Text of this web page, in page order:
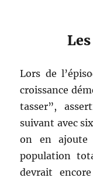
Lors de
croissance
tasser”,
suivant avec
on en
population
devrait